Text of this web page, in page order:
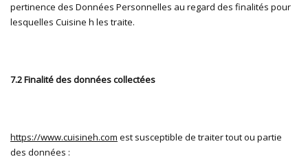
pertinence des Données Personnelles au regard des finalités pour
lesquelles Cuisine h les traite.
7.2 Finalité des données collectées
https://www.cuisineh.com est susceptible de traiter tout ou partie
des données :